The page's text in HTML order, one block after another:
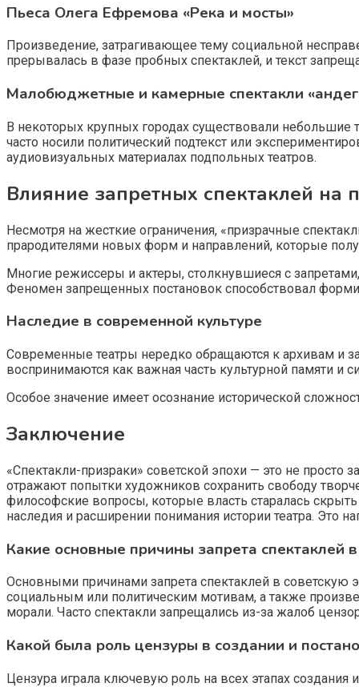
Пьеса Олега Ефремова «Река и мосты»
Произведение, затрагивающее тему социальной
прерывалась в фазе пробных спектаклей, и текст
Малобюджетные и камерные спектакли
В некоторых крупных городах существовали небольшие
часто носили политический подтекст или
аудиовизуальных материалах подпольных театров.
Влияние запретных спектаклей на
Несмотря на жесткие ограничения, «призрачные
прародителями новых форм и направлений, которые
Многие режиссеры и актеры, столкнувшиеся с
Феномен запрещенных постановок способствовал
Наследие в современной культуре
Современные театры нередко обращаются к архивам и
воспринимаются как важная часть культурной памяти
Особое значение имеет осознание исторической
Заключение
«Спектакли-призраки» советской эпохи — это не
отражают попытки художников сохранить свободу
философские вопросы, которые власть старалась
наследия и расширении понимания истории театра. Это
Какие основные причины запрета спектаклей
Основными причинами запрета спектаклей в советскую
социальным или политическим мотивам, а также
морали. Часто спектакли запрещались из-за жалоб
Какой была роль цензуры в создании и
Цензура играла ключевую роль на всех этапах создания